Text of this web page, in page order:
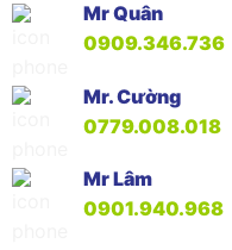
Mr Quân
0909.346.736
Mr. Cường
0779.008.018
Mr Lâm
0901.940.968